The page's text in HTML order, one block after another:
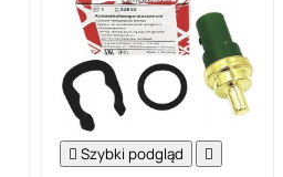
 Szybki podgląd 